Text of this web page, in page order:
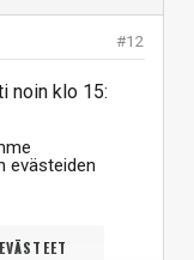
#12
noin klo 15:
evästeiden